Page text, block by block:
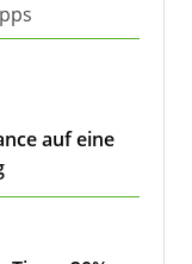
auf eine